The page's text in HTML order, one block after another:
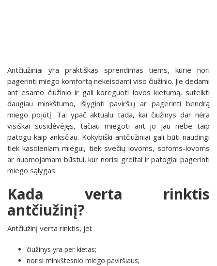
Antčiužiniai yra praktiškas sprendimas tiems, kurie nori
pagerinti miego komfortą nekeisdami viso čiužinio. Jie dedami
ant esamo čiužinio ir gali koreguoti lovos kietumą, suteikti
daugiau minkštumo, išlyginti paviršių ar pagerinti bendrą
miego pojūtį. Tai ypač aktualu tada, kai čiužinys dar nėra
visiškai susidėvėjęs, tačiau miegoti ant jo jau nebe taip
patogu kaip anksčiau. Kokybiški antčiužiniai gali būti naudingi
tiek kasdieniam miegui, tiek svečių lovoms, sofoms-lovoms
ar nuomojamam būstui, kur norisi greitai ir patogiai pagerinti
miego sąlygas.
Kada verta rinktis
antčiužinį?
Antčiužinį verta rinktis, jei:
čiužinys yra per kietas;
norisi minkštesnio miego paviršiaus;